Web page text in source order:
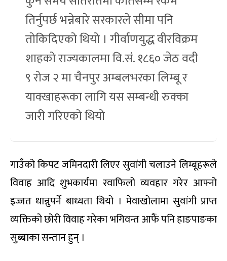
तिर्नुपर्छ भन्नेबारे सरकारले सीमा पनि
तोकिदिएको थियो । गीर्वाणयुद्ध वीरविक्रम
शाहको राज्यकालमा वि.सं. १८६० जेठ वदी
९ रोज २ मा चैनपुर अम्बलभरका लिम्बू र
याक्खाहरूका लागि यस सम्बन्धी रुक्का
जारी गरिएको थियो
गाउँको किपट जमिनदारी लिएर सुवांगी चलाउने लिम्बूहरूले
विवाह आदि शुभकार्यमा रवाफिलो व्यवहार गरेर आफ्नो
इज्जत धान्नुपर्ने बाध्यता थियो । मेवाखोलामा सुवांगी प्राप्त
व्यक्तिको छोरी विवाह गरेका भगिवन्त आफैं पनि हाङपाङका
सुब्बाका सन्तान हुन् ।